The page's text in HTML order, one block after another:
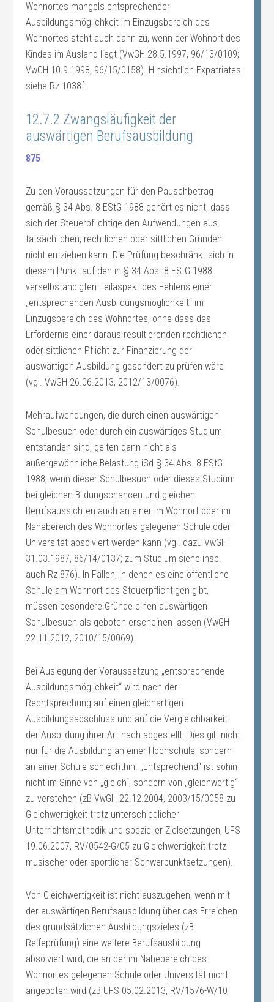
Wohnortes mangels entsprechender
Ausbildungsmöglichkeit im Einzugsbereich des
Wohnortes steht auch dann zu, wenn der Wohnort des
Kindes im Ausland liegt (VwGH 28.5.1997, 96/13/0109;
VwGH 10.9.1998, 96/15/0158). Hinsichtlich Expatriates
siehe Rz 1038f.
12.7.2 Zwangsläufigkeit der
auswärtigen Berufsausbildung
875
Zu den Voraussetzungen für den Pauschbetrag
gemäß § 34 Abs. 8 EStG 1988 gehört es nicht, dass
sich der Steuerpflichtige den Aufwendungen aus
tatsächlichen, rechtlichen oder sittlichen Gründen
nicht entziehen kann. Die Prüfung beschränkt sich in
diesem Punkt auf den in § 34 Abs. 8 EStG 1988
verselbständigten Teilaspekt des Fehlens einer
„entsprechenden Ausbildungsmöglichkeit“ im
Einzugsbereich des Wohnortes, ohne dass das
Erfordernis einer daraus resultierenden rechtlichen
oder sittlichen Pflicht zur Finanzierung der
auswärtigen Ausbildung gesondert zu prüfen wäre
(vgl. VwGH 26.06.2013, 2012/13/0076).
Mehraufwendungen, die durch einen auswärtigen
Schulbesuch oder durch ein auswärtiges Studium
entstanden sind, gelten dann nicht als
außergewöhnliche Belastung iSd § 34 Abs. 8 EStG
1988, wenn dieser Schulbesuch oder dieses Studium
bei gleichen Bildungschancen und gleichen
Berufsaussichten auch an einer im Wohnort oder im
Nahebereich des Wohnortes gelegenen Schule oder
Universität absolviert werden kann (vgl. dazu VwGH
31.03.1987, 86/14/0137; zum Studium siehe insb.
auch Rz 876). In Fällen, in denen es eine öffentliche
Schule am Wohnort des Steuerpflichtigen gibt,
müssen besondere Gründe einen auswärtigen
Schulbesuch als geboten erscheinen lassen (VwGH
22.11.2012, 2010/15/0069).
Bei Auslegung der Voraussetzung „entsprechende
Ausbildungsmöglichkeit“ wird nach der
Rechtsprechung auf einen gleichartigen
Ausbildungsabschluss und auf die Vergleichbarkeit
der Ausbildung ihrer Art nach abgestellt. Dies gilt nicht
nur für die Ausbildung an einer Hochschule, sondern
an einer Schule schlechthin. „Entsprechend“ ist sohin
nicht im Sinne von „gleich“, sondern von „gleichwertig“
zu verstehen (zB VwGH 22.12.2004, 2003/15/0058 zu
Gleichwertigkeit trotz unterschiedlicher
Unterrichtsmethodik und spezieller Zielsetzungen, UFS
19.06.2007, RV/0542-G/05 zu Gleichwertigkeit trotz
musischer oder sportlicher Schwerpunktsetzungen).
Von Gleichwertigkeit ist nicht auszugehen, wenn mit
der auswärtigen Berufsausbildung über das Erreichen
des grundsätzlichen Ausbildungszieles (zB
Reifeprüfung) eine weitere Berufsausbildung
absolviert wird, die an der im Nahebereich des
Wohnortes gelegenen Schule oder Universität nicht
angeboten wird (zB UFS 05.02.2013, RV/1576-W/10